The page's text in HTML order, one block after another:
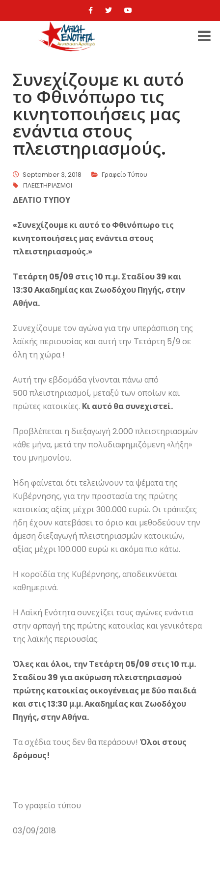
Συνεχίζουμε κι αυτό
το Φθινόπωρο τις
κινητοποιήσεις μας
ενάντια στους
πλειστηριασμούς.
September 3, 2018
Γραφείο Τύπου
ΠΛΕΙΣΤΗΡΙΑΣΜΟΙ
ΔΕΛΤΙΟ ΤΥΠΟΥ
«Συνεχίζουμε κι αυτό το Φθινόπωρο τις
κινητοποιήσεις μας ενάντια στους
πλειστηριασμούς.»
Τετάρτη 05/09 στις 10 π.μ. Σταδίου 39 και
13:30 Ακαδημίας και Ζωοδόχου Πηγής, στην
Αθήνα.
Συνεχίζουμε τον αγώνα για την υπεράσπιση της
λαϊκής περιουσίας και αυτή την Τετάρτη 5/9 σε
όλη τη χώρα !
Αυτή την εβδομάδα γίνονται πάνω από
500 πλειστηριασμοί, μεταξύ των οποίων και
πρώτες κατοικίες. Κι αυτό θα συνεχιστεί.
Προβλέπεται η διεξαγωγή 2.000 πλειστηριασμών
κάθε μήνα, μετά την πολυδιαφημιζόμενη «λήξη»
του μνημονίου.
Ήδη φαίνεται ότι τελειώνουν τα ψέματα της
Κυβέρνησης, για την προστασία της πρώτης
κατοικίας αξίας μέχρι 300.000 ευρώ. Οι τράπεζες
ήδη έχουν κατεβάσει το όριο και μεθοδεύουν την
άμεση διεξαγωγή πλειστηριασμών κατοικιών,
αξίας μέχρι 100.000 ευρώ κι ακόμα πιο κάτω.
Η κοροϊδία της Κυβέρνησης, αποδεικνύεται
καθημερινά.
Η Λαϊκή Ενότητα συνεχίζει τους αγώνες ενάντια
στην αρπαγή της πρώτης κατοικίας και γενικότερα
της λαϊκής περιουσίας.
Όλες και όλοι, την Τετάρτη 05/09 στις 10 π.μ.
Σταδίου 39 για ακύρωση πλειστηριασμού
πρώτης κατοικίας οικογένειας με δύο παιδιά
και στις 13:30 μ.μ. Ακαδημίας και Ζωοδόχου
Πηγής, στην Αθήνα.
Τα σχέδια τους δεν θα περάσουν!Όλοι στους
δρόμους!
Το γραφείο τύπου
03/09/2018